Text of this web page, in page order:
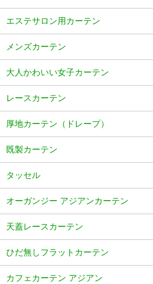
エステサロン用カーテン
メンズカーテン
大人かわいい女子カーテン
レースカーテン
厚地カーテン（ドレープ）
既製カーテン
タッセル
オーガンジー アジアンカーテン
天蓋レースカーテン
ひだ無しフラットカーテン
カフェカーテン アジアン